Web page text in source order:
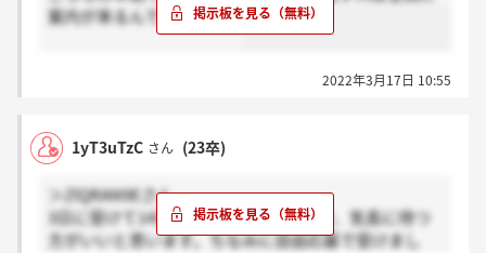
案内が来るんでしょうか？
2022年3月17日 10:55
1yT3uTzC さん (23卒)
＞ZlQRAN9Eさん
3日に受けて14日に成立の連絡きたので、気長に待つ
方がいいと思います。ちなみに自由応募で受けまし